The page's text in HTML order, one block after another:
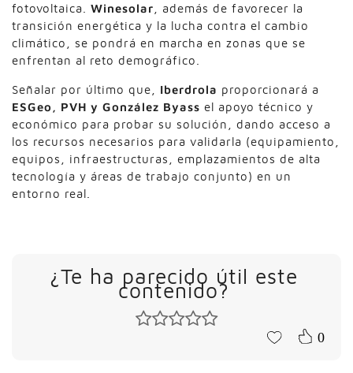
fotovoltaica. Winesolar , además de favorecer la
transición energética y la lucha contra el cambio
climático, se pondrá en marcha en zonas que se
enfrentan al reto demográfico.
Señalar por último que, Iberdrola proporcionará a
ESGeo, PVH y González Byass el apoyo técnico y
económico para probar su solución, dando acceso a
los recursos necesarios para validarla (equipamiento,
equipos, infraestructuras, emplazamientos de alta
tecnología y áreas de trabajo conjunto) en un
entorno real.
¿Te ha parecido útil este
contenido?
0